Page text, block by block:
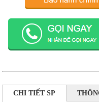
CHI TIẾT SP